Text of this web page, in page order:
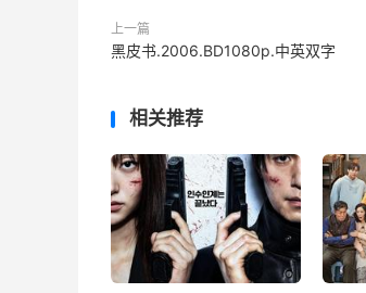
上一篇
黑皮书.2006.BD1080p.中英双字
相关推荐